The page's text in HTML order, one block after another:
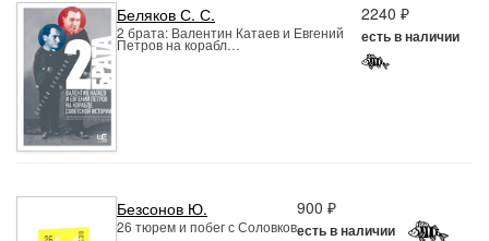
Беляков С. С.
2 брата: Валентин Катаев и Евгений
Петров на корабл…
2240 ₽
есть в наличии
Безсонов Ю.
26 тюрем и побег с Соловков
900 ₽
есть в наличии